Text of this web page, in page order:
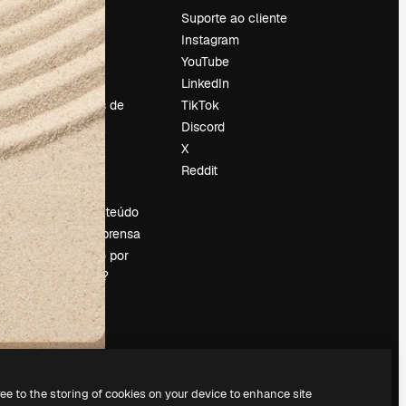
Preços
Sobre nós
Reviews
Emprego
Tendências de
pesquisa
Blog
Eventos
Slidesgo
Vender conteúdo
Sala de imprensa
Procurando por
magnific.ai?
Suporte ao cliente
Instagram
YouTube
LinkedIn
TikTok
Discord
X
Reddit
to the storing of cookies on your device to enhance site